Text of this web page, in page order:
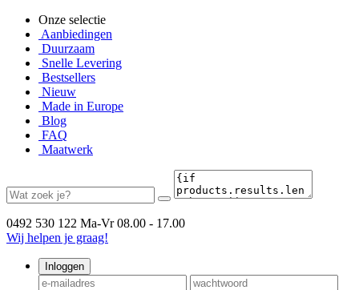
Onze selectie
Aanbiedingen
Duurzaam
Snelle Levering
Bestsellers
Nieuw
Made in Europe
Blog
FAQ
Maatwerk
0492 530 122 Ma-Vr 08.00 - 17.00
Wij helpen je graag!
Inloggen